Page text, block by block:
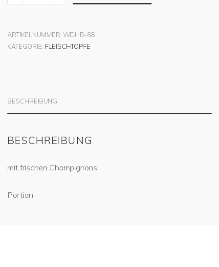
ARTIKELNUMMER: WDHB-88
KATEGORIE: FLEISCHTÖPFE
BESCHREIBUNG
BESCHREIBUNG
mit frischen Champignons
Portion